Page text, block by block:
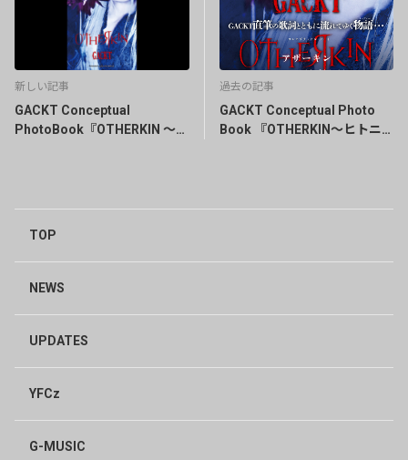
新しい記事
GACKT Conceptual
PhotoBook『OTHERKIN ～ヒ
過去の記事
GACKT Conceptual Photo
Book 『OTHERKIN〜ヒトニ
TOP
NEWS
UPDATES
YFCz
G-MUSIC